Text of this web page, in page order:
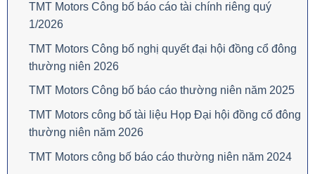
TMT Motors Công bố báo cáo tài chính riêng quý
1/2026
TMT Motors Công bố nghị quyết đại hội đồng cổ đông
thường niên 2026
TMT Motors Công bố báo cáo thường niên năm 2025
TMT Motors công bố tài liệu Họp Đại hội đồng cổ đông
thường niên năm 2026
TMT Motors công bố báo cáo thường niên năm 2024